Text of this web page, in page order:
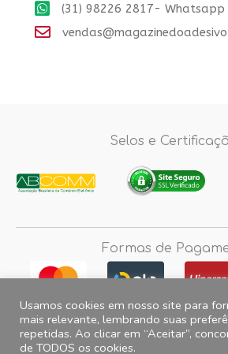
(31) 98226 2817- Whatsapp
Selos e
Formas de
Fotos e imagens meramente ilustrativas,
Usamos cookies em nosso site para
mais relevante, lembrando suas
repetidas. Ao clicar em “Aceitar”,
de TODOS os cookies.